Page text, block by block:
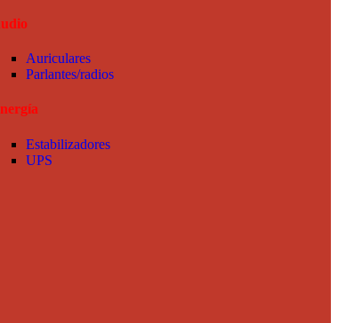
Auriculares
Parlantes/radios
Estabilizadores
UPS